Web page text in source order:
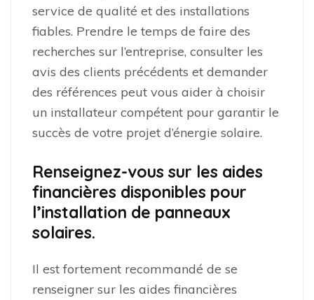
service de qualité et des installations
fiables. Prendre le temps de faire des
recherches sur l’entreprise, consulter les
avis des clients précédents et demander
des références peut vous aider à choisir
un installateur compétent pour garantir le
succès de votre projet d’énergie solaire.
Renseignez-vous sur les aides
financières disponibles pour
l’installation de panneaux
solaires.
Il est fortement recommandé de se
renseigner sur les aides financières